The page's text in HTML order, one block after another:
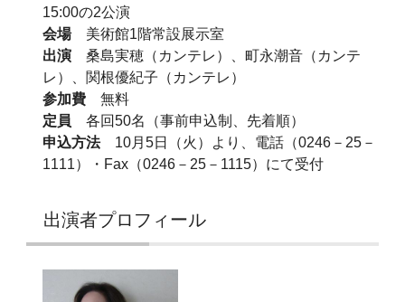
15:00の2公演
会場美術館1階常設展示室
出演桑島実穂（カンテレ）、町永潮音（カンテ
レ）、関根優紀子（カンテレ）
参加費無料
定員 各回50名（事前申込制、先着順）
申込方法10月5日（火）より、電話（0246－25－
1111）・Fax（0246－25－1115）にて受付
出演者プロフィール